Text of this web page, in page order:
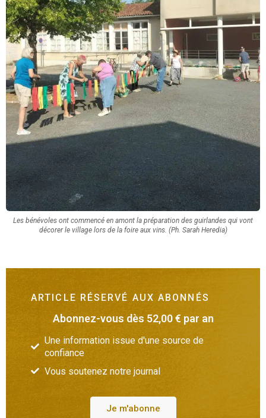
Les bénévoles ont commencé en amont la préparation des guirlandes qui vont
décorer le village lors de la foire aux vins. (Ph. Sarah Heredia)
ARTICLE RÉSERVÉ AUX ABONNÉS
Abonnez-vous dès 52,00 € par an
Une information issue d'une source de
confiance
Vous soutenez notre journal
Je m'abonne